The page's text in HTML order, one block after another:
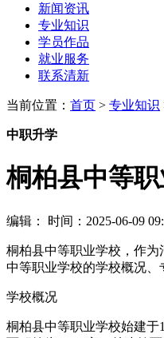
新闻资讯
专业知识
学员作品
就业服务
联系清新
当前位置： 首页 > 专业知识
中职升学
桐柏县中等
编辑： 时间：2025-06-09
桐柏县中等职业学校，作
中等职业学校的学校概况、
学校概况
桐柏县中等职业学校始建